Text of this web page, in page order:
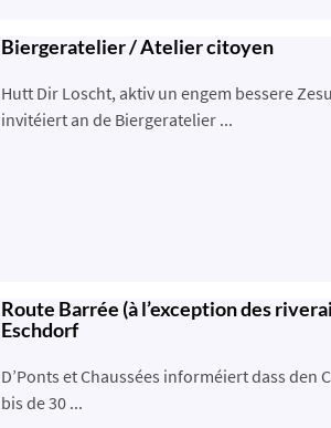
Biergeratelier / Atelier citoyen
Hutt Dir Loscht, aktiv un engem bessere
invitéiert an de Biergeratelier ...
Route Barrée (à l’exception des
Eschdorf
D’Ponts et Chaussées informéiert dass den
bis de 30 ...